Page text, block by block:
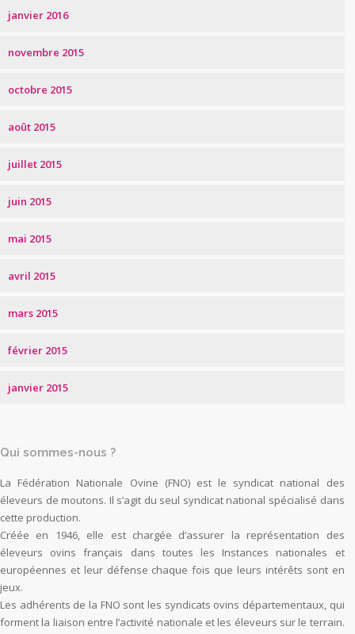
janvier 2016
novembre 2015
octobre 2015
août 2015
juillet 2015
juin 2015
mai 2015
avril 2015
mars 2015
février 2015
janvier 2015
Qui sommes-nous ?
La Fédération Nationale Ovine (FNO) est le syndicat national des
éleveurs de moutons. Il s’agit du seul syndicat national spécialisé dans
cette production.
Créée en 1946, elle est chargée d’assurer la représentation des
éleveurs ovins français dans toutes les Instances nationales et
européennes et leur défense chaque fois que leurs intérêts sont en
jeux.
Les adhérents de la FNO sont les syndicats ovins départementaux, qui
forment la liaison entre l’activité nationale et les éleveurs sur le terrain.